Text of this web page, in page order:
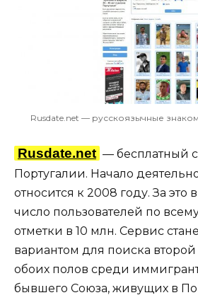
Rusdate.net — русскоязычные
Rusdate.net — бесплатный
Португалии. Начало
относится к 2008 году. За это
число пользователей по
отметки в 10 млн. Сервис
вариантом для поиска
обоих полов среди
бывшего Союза, живущих в